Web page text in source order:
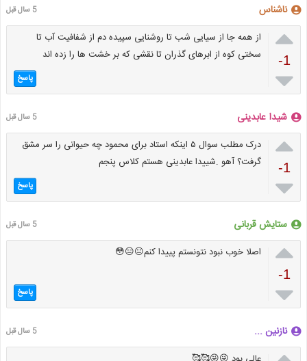
ناشناس 5 سال قبل

-1

از همه جا از سیایی شب تا روشنایی سپیده دم از شفافیت آب تا
سختی کوه از ابرهای گذران تا نقشی که بر خشت ها را زده اند
پاسخ
شیدا عابدینی 5 سال قبل

-1

درک مطلب سوال ۵ اینکه استاد برای محمود چه حیوانی را سر مشق
گرفت؟ آهو .شییدا عابدینی هستم کلاس پنجم
پاسخ
ستایش قربانی 5 سال قبل

-1

اصلا خوب نبود نتونستم پییدا کنم😐😑😳
پاسخ
نازنین ... 5 سال قبل